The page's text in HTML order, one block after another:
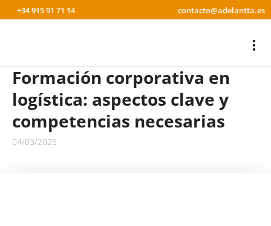
+34 915 91 71 14 contacto@adelantta.es
Formación corporativa en
logística: aspectos clave y
competencias necesarias
04/03/2025